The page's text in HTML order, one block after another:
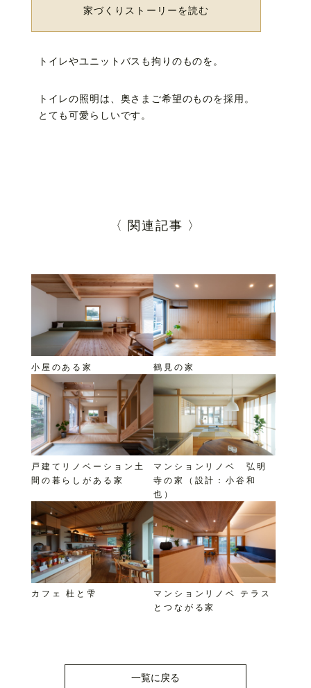
家づくりストーリーを読む
トイレやユニットバスも拘りのものを。
トイレの照明は、奥さまご希望のものを採用。
とても可愛らしいです。
〈 関連記事 〉
小屋のある家 鶴見の家
戸建てリノベーション土
間の暮らしがある家
マンションリノベ 弘明
寺の家（設計：小谷和
也）
カフェ 杜と雫
マンションリノベ テラス
とつながる家
一覧に戻る